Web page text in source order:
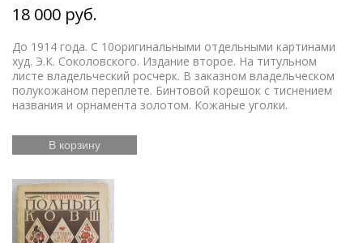
18 000 руб.
До 1914 года. С 10оригинальными отдельными картинами
худ. Э.К. Соколовского. Издание второе. На титульном
листе владельческий росчерк. В заказном владельческом
полукожаном переплете. Бинтовой корешок с тиснением
названия и орнамента золотом. Кожаные уголки.
В корзину